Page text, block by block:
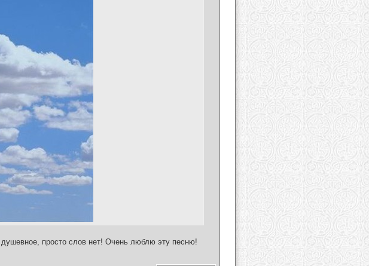
просто слов нет! Очень люблю эту песню!